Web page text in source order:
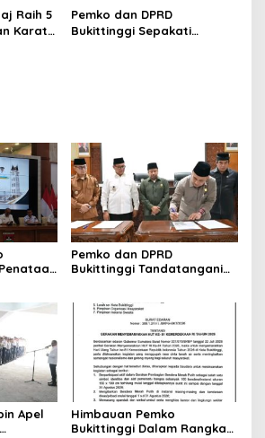
Festival Komite Pemula
Berat 40 Kg dalam
Kejuaraan Karate Jam
Raih 5
Karate
Pemko dan DPRD
Bukittinggi Sepakati
Pemko dan DPRD
Bukittinggi Tandatangani
2026
Apel
Himbauan Pemko
Bukittinggi Dalam Rangka